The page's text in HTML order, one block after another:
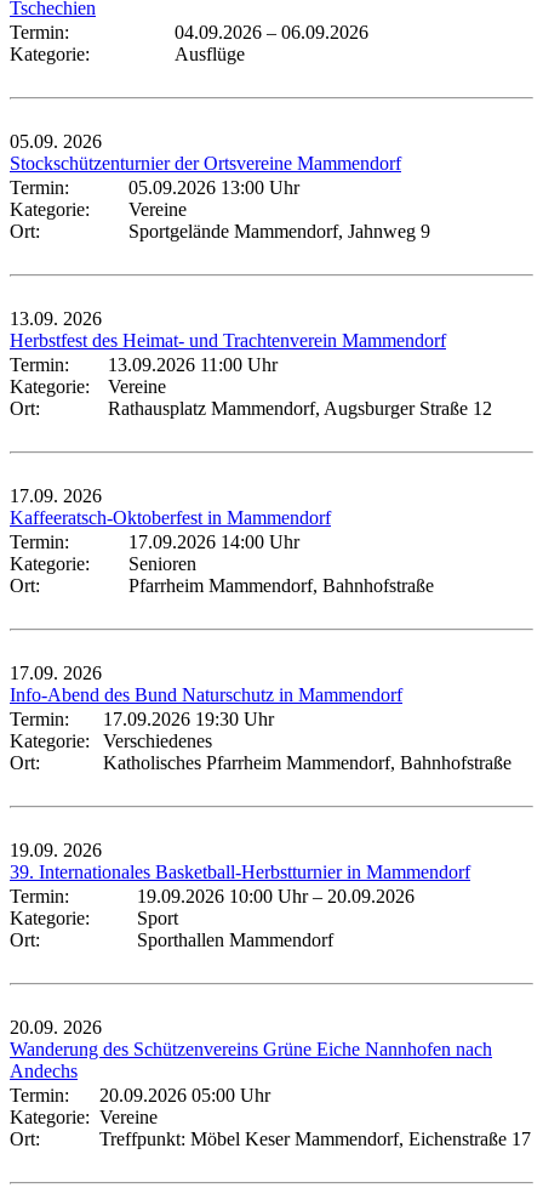
Tschechien
Termin:
04.09.2026 – 06.09.2026
Kategorie:
Ausflüge
05.09. 2026
Stockschützenturnier der Ortsvereine Mammendorf
Termin:
05.09.2026 13:00 Uhr
Kategorie:
Vereine
Ort:
Sportgelände Mammendorf, Jahnweg 9
13.09. 2026
Herbstfest des Heimat- und Trachtenverein Mammendorf
Termin:
13.09.2026 11:00 Uhr
Kategorie:
Vereine
Ort:
Rathausplatz Mammendorf, Augsburger Straße 12
17.09. 2026
Kaffeeratsch-Oktoberfest in Mammendorf
Termin:
17.09.2026 14:00 Uhr
Kategorie:
Senioren
Ort:
Pfarrheim Mammendorf, Bahnhofstraße
17.09. 2026
Info-Abend des Bund Naturschutz in Mammendorf
Termin:
17.09.2026 19:30 Uhr
Kategorie:
Verschiedenes
Ort:
Katholisches Pfarrheim Mammendorf, Bahnhofstraße
19.09. 2026
39. Internationales Basketball-Herbstturnier in Mammendorf
Termin:
19.09.2026 10:00 Uhr– 20.09.2026
Kategorie:
Sport
Ort:
Sporthallen Mammendorf
20.09. 2026
Wanderung des Schützenvereins Grüne Eiche Nannhofen nach
Andechs
Termin:
20.09.2026 05:00 Uhr
Kategorie: Vereine
Ort:
Treffpunkt: Möbel Keser Mammendorf, Eichenstraße 17